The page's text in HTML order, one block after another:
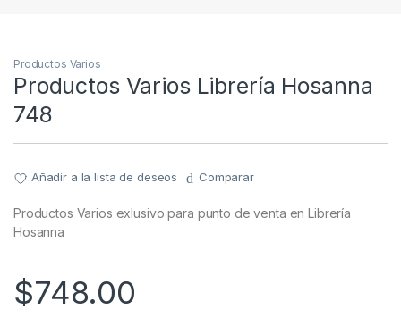
Productos Varios
Productos Varios Librería Hosanna
748
Añadir a la lista de deseos Comparar
Productos Varios exlusivo para punto de venta en Librería
Hosanna
$748.00